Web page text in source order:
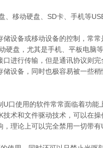
、移动硬盘、SD卡、手机等
储设备或移动设备的控制，常
硬盘，尤其是手机、平板电脑
口进行传输，但是通讯协议则
储设备，同时也极容易被一些
U口使用的软件常常面临着功
术和文件驱动技术，可以在
，理论上可以完全禁用一切带